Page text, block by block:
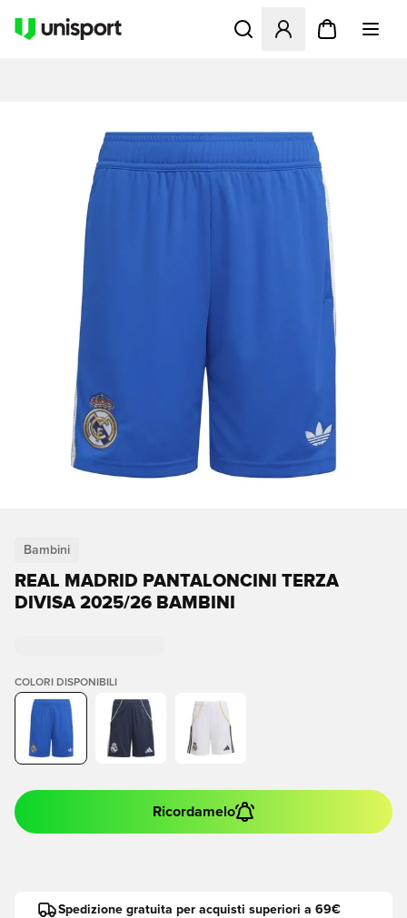
Apre una finestra modale
Bambini
REAL MADRID PANTALONCINI TERZA
DIVISA 2025/26 BAMBINI
COLORI DISPONIBILI
Ricordamelo
Spedizione gratuita per acquisti superiori a 69€